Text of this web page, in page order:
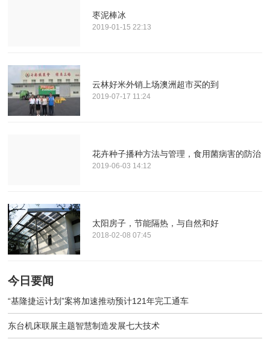
枣泥棒冰
2019-01-15 22:13
云林好米外销上场澳洲超市买的到
2019-07-17 11:24
花卉种子播种方法与管理，食用菌病害的防治
2019-06-03 14:12
太阳房子，节能隔热，与自然和好
2018-02-08 07:45
今日要闻
“基隆捷运计划”案将加速推动预计121年完工通车
东台机床联展主题智慧制造发展七大技术